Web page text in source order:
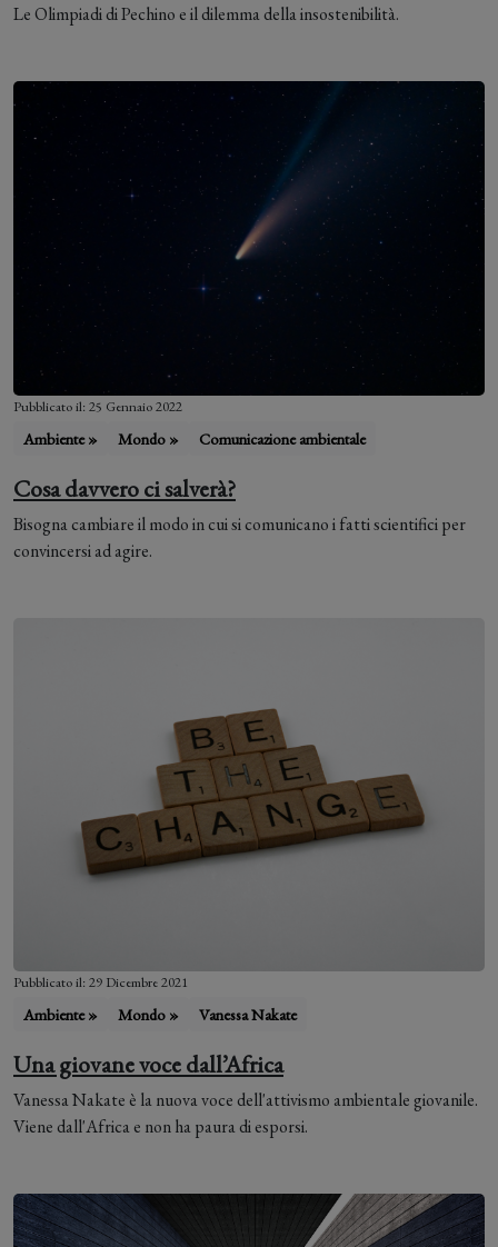
Le Olimpiadi di Pechino e il dilemma della insostenibilità.
Pubblicato il: 25 Gennaio 2022
Ambiente » Mondo » Comunicazione ambientale
Cosa davvero ci salverà?
Bisogna cambiare il modo in cui si comunicano i fatti scientifici per
convincersi ad agire.
Pubblicato il: 29 Dicembre 2021
Ambiente » Mondo » Vanessa Nakate
Una giovane voce dall’Africa
Vanessa Nakate è la nuova voce dell'attivismo ambientale giovanile.
Viene dall'Africa e non ha paura di esporsi.